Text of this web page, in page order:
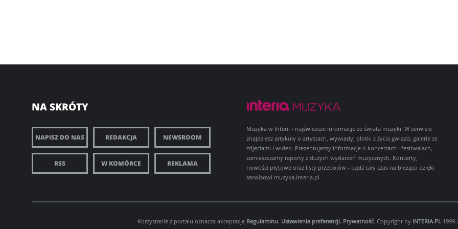
NA SKRÓTY
NAPISZ DO NAS REDAKCJA NEWSROOM
RSS W KOMÓRCE REKLAMA
Muzyka w Interii - najświeższe informacje ze świata muzyki. W serwisie
znajdziesz artykuły o artystach, wywiady, plotki z życia gwiazd, galerie ze
zdjęciami i wideo. Prezentujemy informacje o koncertach i festiwalach,
zamieszczamy raporty z dużych wydarzeń muzycznych. Koncerty,
nowości płytowe oraz listy przebojów - bądź cały czas na bieżąco dzięki
serwisowi muzyka.interia.pl
Korzystanie z portalu oznacza akceptację Regulaminu. Ustawienia preferencji. Prywatność. Copyright by INTERIA.PL